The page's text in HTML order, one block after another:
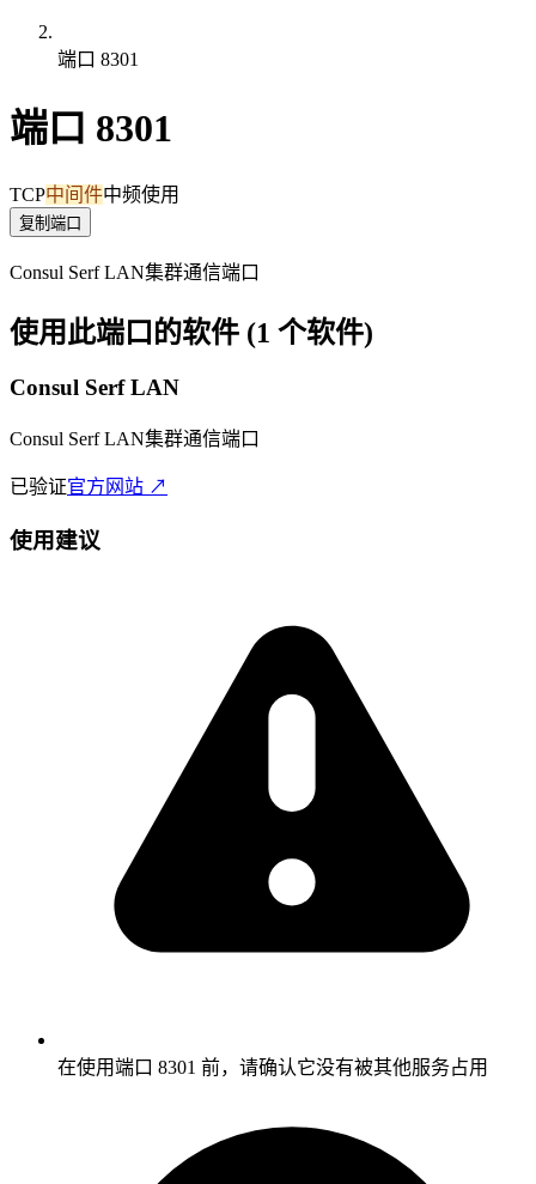
端口 8301
端口 8301
TCP中间件中频使用
复制端口
Consul Serf LAN集群通信端口
使用此端口的软件 (1 个软件)
Consul Serf LAN
Consul Serf LAN集群通信端口
已验证官方网站 ↗
使用建议
在使用端口 8301 前，请确认它没有被其他服务占用